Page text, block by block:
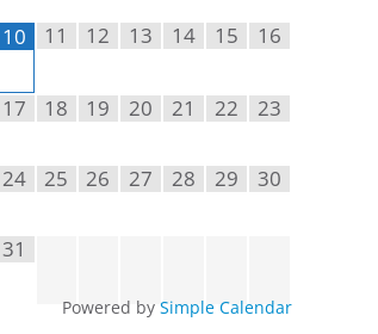
10 11 12 13 14 15 16
17 18 19 20 21 22 23
24 25 26 27 28 29 30
31
Powered by Simple Calendar